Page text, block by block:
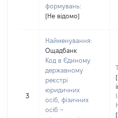
формувань:
[Не відомо]
3
Найменування:
Ощадбанк
Код в Єдиному
державному
реєстрі
юридичних
осіб, фізичних
осіб –